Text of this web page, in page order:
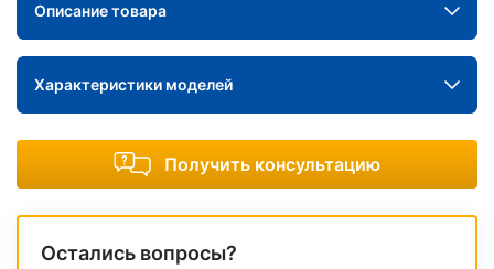
Описание товара
Характеристики моделей
Получить консультацию
Остались вопросы?